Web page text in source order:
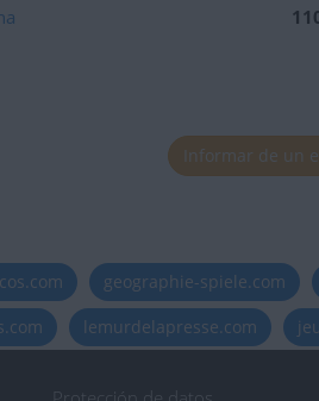
Informar de un
geographie-spiele.com
lemurdelapresse.com